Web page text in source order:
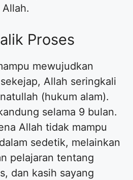
Proses
mewujudkan
Allah seringkali
(hukum alam).
selama 9 bulan.
Allah tidak mampu
sedetik, melainkan
pelajaran tentang
dan kasih sayang